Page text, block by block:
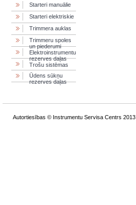
Starteri manuālie
Starteri elektriskie
Trimmera auklas
Trimmeru spoles
un piederumi
Elektroinstrumentu
rezerves daļas
Trošu sistēmas
Ūdens sūkņu
rezerves daļas
Autortiesības © Instrumentu Servisa Centrs 2013